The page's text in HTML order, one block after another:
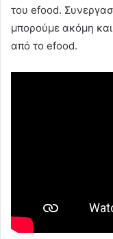
του efood.
μπορούμε ακόμη
από το efood.